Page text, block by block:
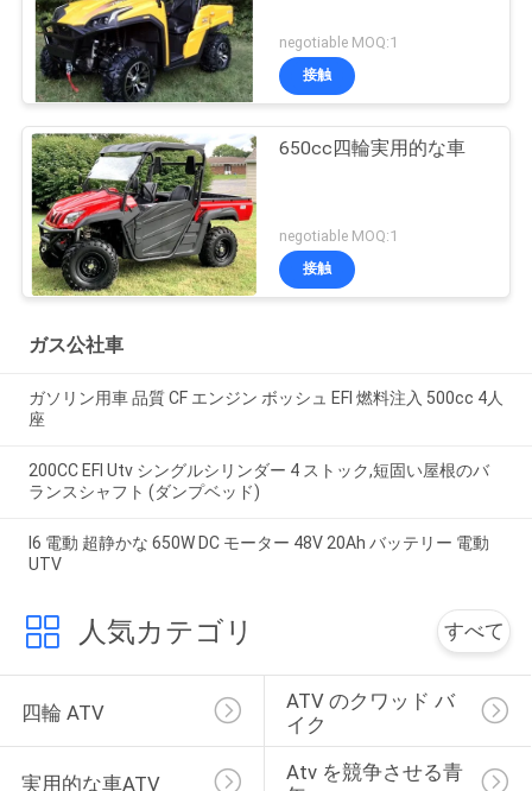
negotiable MOQ:1
接触
650cc四輪実用的な車
negotiable MOQ:1
接触
ガス公社車
ガソリン用車 品質 CF エンジン ボッシュ EFI 燃料注入 500cc 4人
座
200CC EFI Utv シングルシリンダー 4 ストック,短固い屋根のバ
ランスシャフト (ダンプベッド)
I6 電動 超静かな 650W DC モーター 48V 20Ah バッテリー 電動
UTV
人気カテゴリ すべて
四輪 ATV
ATV のクワッド バ
イク
実用的な車ATV
Atv を競争させる青